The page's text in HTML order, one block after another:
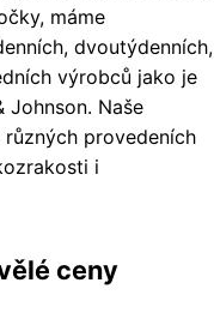
máme
dvoutýdenních,
výrobců jako je
Johnson. Naše
provedeních
i
ceny